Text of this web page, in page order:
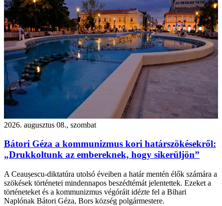
2026. augusztus 08., szombat
Bátori Géza a kommunizmus kori határszökésekről:
„Drukkoltunk az embereknek, hogy sikerüljön”
A Ceaușescu-diktatúra utolsó éveiben a határ mentén élők számára a
szökések történetei mindennapos beszédtémát jelentettek. Ezeket a
történeteket és a kommunizmus végóráit idézte fel a Bihari
Naplónak Bátori Géza, Bors község polgármestere.